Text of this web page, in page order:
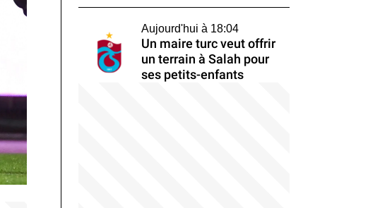
Aujourd'hui à 18:04
Un maire turc veut offrir
un terrain à Salah pour
ses petits-enfants